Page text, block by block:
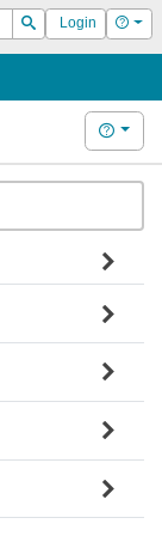
Suchen
Login Hilfe
Hilfe